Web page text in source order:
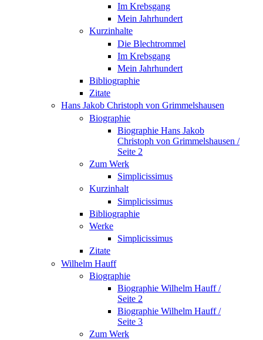
Im Krebsgang
Mein Jahrhundert
Kurzinhalte
Die Blechtrommel
Im Krebsgang
Mein Jahrhundert
Bibliographie
Zitate
Hans Jakob Christoph von Grimmelshausen
Biographie
Biographie Hans Jakob
Christoph von Grimmelshausen /
Seite 2
Zum Werk
Simplicissimus
Kurzinhalt
Simplicissimus
Bibliographie
Werke
Simplicissimus
Zitate
Wilhelm Hauff
Biographie
Biographie Wilhelm Hauff /
Seite 2
Biographie Wilhelm Hauff /
Seite 3
Zum Werk